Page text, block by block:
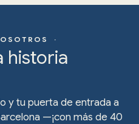
·
historia
y tu puerta de entrada a
—¡con más de 40